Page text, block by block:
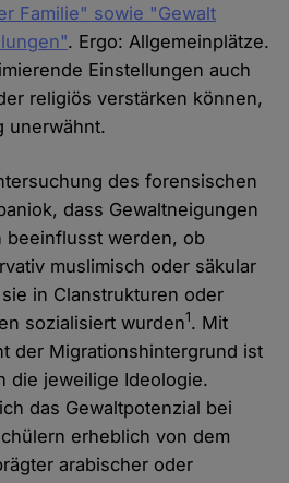
Familie" sowie "Gewalt
. Ergo: Allgemeinplätze.
Einstellungen auch
religiös verstärken können,
unerwähnt.
des forensischen
dass Gewaltneigungen
beeinflusst werden, ob
muslimisch oder säkular
in Clanstrukturen oder
sozialisiert wurden1. Mit
der Migrationshintergrund ist
die jeweilige Ideologie.
das Gewaltpotenzial bei
erheblich von dem
arabischer oder